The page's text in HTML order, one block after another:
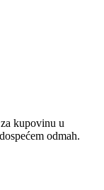
kupovinu u
odmah.